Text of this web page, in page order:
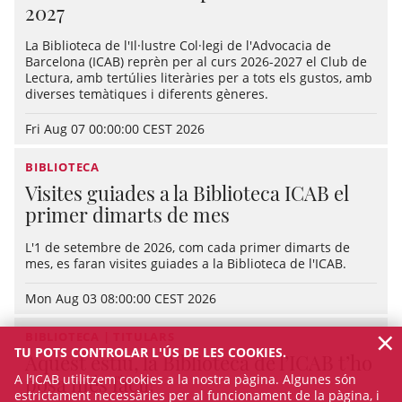
2027
La Biblioteca de l'Il·lustre Col·legi de l'Advocacia de
Barcelona (ICAB) reprèn per al curs 2026-2027 el Club de
Lectura, amb tertúlies literàries per a tots els gustos, amb
diverses temàtiques i diferents gèneres.
Fri Aug 07 00:00:00 CEST 2026
BIBLIOTECA
Visites guiades a la Biblioteca ICAB el
primer dimarts de mes
L'1 de setembre de 2026, com cada primer dimarts de
mes, es faran visites guiades a la Biblioteca de l'ICAB.
Mon Aug 03 08:00:00 CEST 2026
Aquest estiu, la Biblioteca de l’ICAB t’ho
posa més fàcil!
TU POTS CONTROLAR L'ÚS DE LES COOKIES.
A l’ICAB utilitzem cookies a la nostra pàgina. Algunes són
estrictament necessàries per al funcionament de la pàgina, i
×